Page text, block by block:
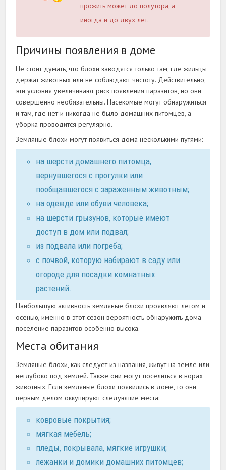
прожить может до полутора, а
иногда и до двух лет.
Причины появления в доме
Не стоит думать, что блохи заводятся только там, где жильцы
держат животных или не соблюдают чистоту. Действительно,
эти условия увеличивают риск появления паразитов, но они
совершенно необязательны. Насекомые могут обнаружиться
и там, где нет и никогда не было домашних питомцев, а
уборка проводится регулярно.
Земляные блохи могут появиться дома несколькими путями:
на шерсти домашнего питомца,
вернувшегося с прогулки или
пообщавшегося с зараженным животным;
на одежде или обуви человека;
на шерсти грызунов, которые имеют
доступ в дом или подвал;
из подвала или погреба;
с почвой, которую набирают в саду или
огороде для посадки комнатных
растений.
Наибольшую активность земляные блохи проявляют летом и
осенью, именно в этот сезон вероятность обнаружить дома
поселение паразитов особенно высока.
Места обитания
Земляные блохи, как следует из названия, живут на земле или
неглубоко под землей. Также они могут поселиться в норах
животных. Если земляные блохи появились в доме, то они
первым делом оккупируют следующие места:
ковровые покрытия;
мягкая мебель;
пледы, покрывала, мягкие игрушки;
лежанки и домики домашних питомцев;